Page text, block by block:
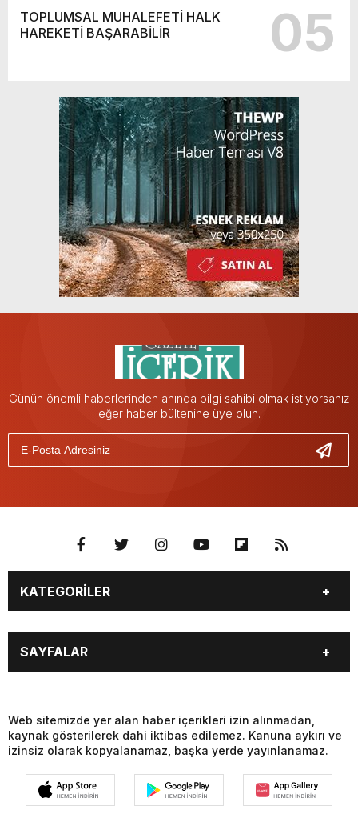
TOPLUMSAL MUHALEFETİ HALK
HAREKETİ BAŞARABİLİR
05
Günün önemli haberlerinden anında bilgi sahibi olmak istiyorsanız
eğer haber bültenine üye olun.
KATEGORİLER
GÜNDEM
DÜNYA
SİYASET
SPOR
MAGAZİN
SAĞLIK
EĞİTİM
YAŞAM
TEKNOLOJİ
KÜLTÜR SANAT
FOTO GALERİ
SAYFALAR
CANLI SONUÇLAR
CANLI TV
FİKSTÜR
FİRMA EKLE
FİRMA REHBERİ
GAZETELER
HABER GÖNDER
HAVA DURUMU
HİSSELER
GİRİŞ YAP
Web sitemizde yer alan haber içerikleri izin alınmadan,
kaynak gösterilerek dahi iktibas edilemez. Kanuna aykırı ve
izinsiz olarak kopyalanamaz, başka yerde yayınlanamaz.